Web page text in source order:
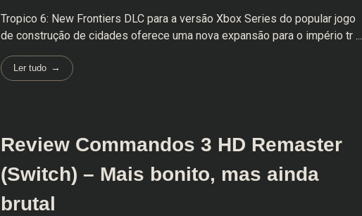
Tropico 6: New Frontiers DLC para a versão Xbox Series do popular jogo
de construção de cidades oferece uma nova expansão para o império tr ...
Ler tudo
Review Commandos 3 HD Remaster
(Switch) – Mais bonito, mas ainda
brutal